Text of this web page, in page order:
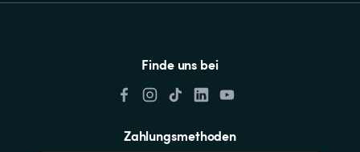
Finde uns bei
Zahlungsmethoden